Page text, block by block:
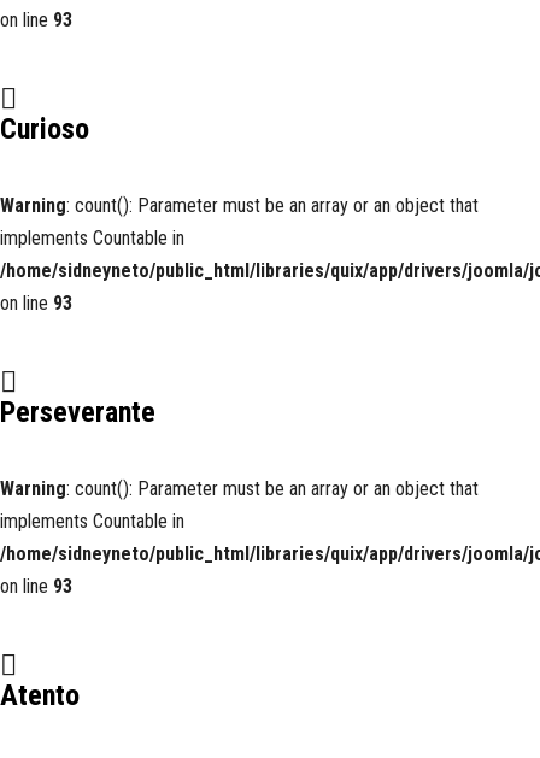
on line 93
Curioso
Warning: count(): Parameter must be an array or an object that
implements Countable in
/home/sidneyneto/public_html/libraries/quix/app/drivers/joomla/
on line 93
Perseverante
Warning: count(): Parameter must be an array or an object that
implements Countable in
/home/sidneyneto/public_html/libraries/quix/app/drivers/joomla/
on line 93
Atento